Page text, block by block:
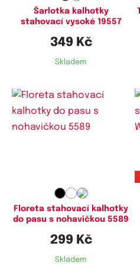
Šarlotka kalhotky
stahovací vysoké 19557
349 Kč
Skladem
Floreta stahovací kalhotky
do pasu s nohavičkou 5589
299 Kč
Skladem